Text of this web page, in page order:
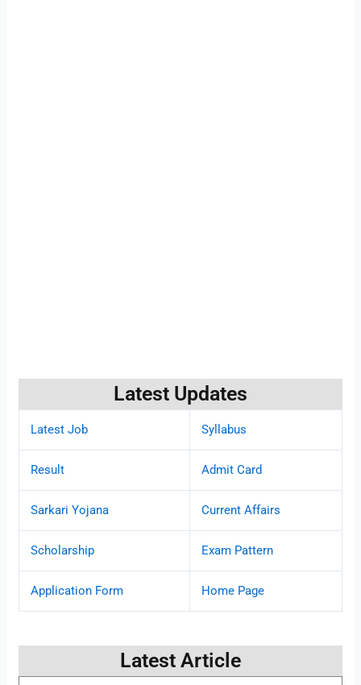
Latest Updates
Latest Job Syllabus
Result Admit Card
Sarkari Yojana Current Affairs
Scholarship Exam Pattern
Application Form Home Page
Latest Article